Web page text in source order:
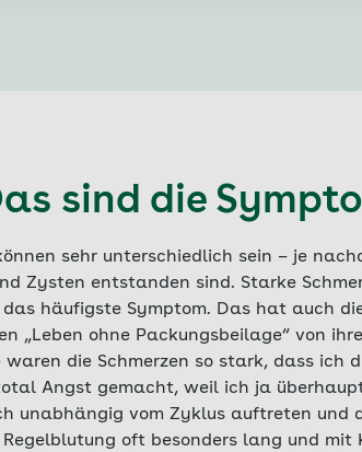
sind die
sehr unterschiedlich sein – je
Zysten entstanden sind. Starke
häufigste Symptom. Das hat auch
„Leben ohne Packungsbeilage“ von
waren die Schmerzen so stark, dass ich
Angst gemacht, weil ich ja
unabhängig vom Zyklus auftreten und
oft besonders lang und mit